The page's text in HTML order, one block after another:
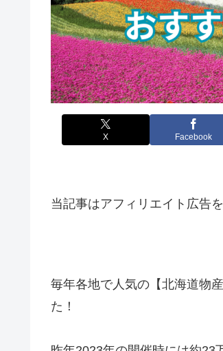
X Facebook
当記事はアフィリエイト広告
毎年各地で人気の【北海道物
た！